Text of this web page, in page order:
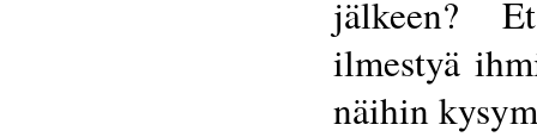
jälkeen?
ilmestyä
näihin